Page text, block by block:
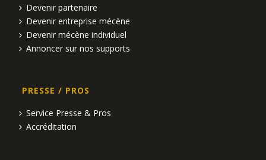
Devenir partenaire
Devenir entreprise mécène
Devenir mécène individuel
Annoncer sur nos supports
PRESSE / PROS
Service Presse & Pros
Accréditation